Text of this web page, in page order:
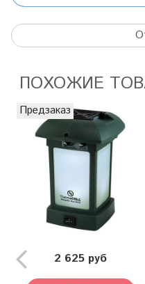
ПОХОЖИЕ
Предзаказ
2 625 руб